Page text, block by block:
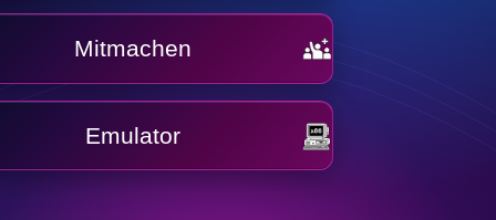
Mitmachen
Emulator